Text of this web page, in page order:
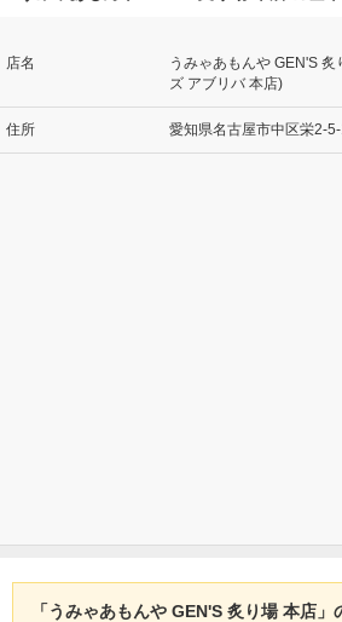
店名
うみゃあもんや GEN'S
ズ アブリバ 本店)
住所 愛知県名古屋市中区栄2-
「うみゃあもんや GEN'S 炙り場 本店」